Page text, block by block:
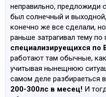
неправильно, предложиди
был солнечный и
конечно же все сделали,
раньше затрагивал тему по
специализируещихся по
работают там обычные,
учитывая нынещнюю
самом деле разбираеться в
200-300лс в месец! И